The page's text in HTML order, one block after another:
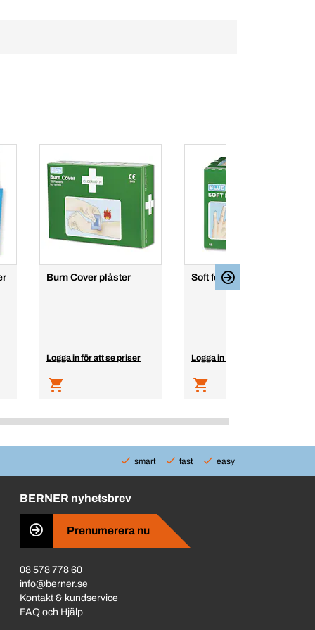
Burn Cover plåster
Logga in för att se priser
Soft foam plåster
Logga in för att se priser
smart fast easy
BERNER nyhetsbrev
Prenumerera nu
08 578 778 60
info@berner.se
Kontakt & kundservice
FAQ och Hjälp